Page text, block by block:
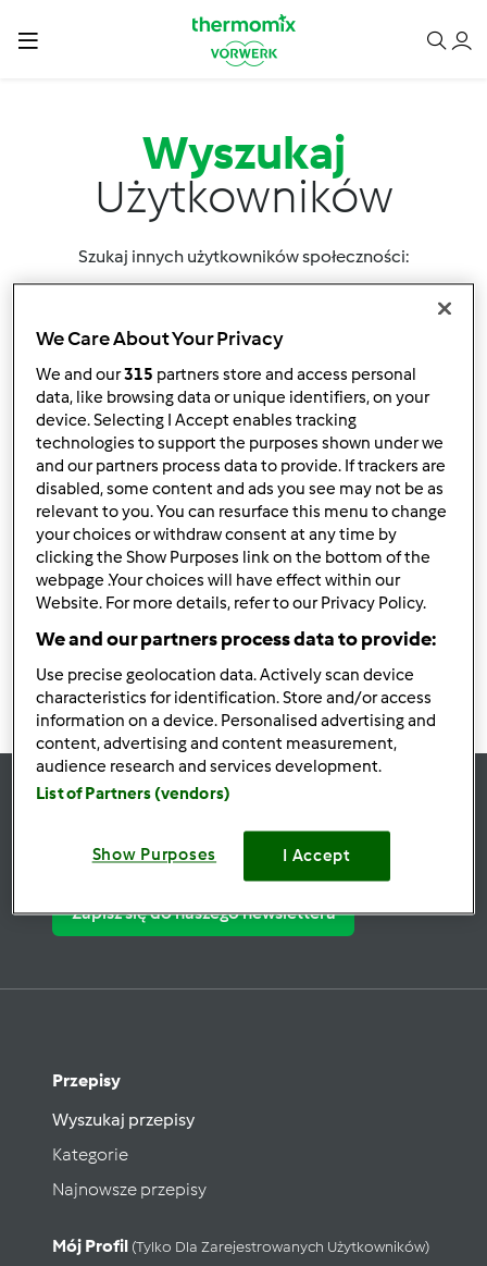
Wyszukaj
Użytkowników
Szukaj innych użytkowników społeczności:
Sortuj po:
Nazwa użytkownika
Znalezieni użytkownicy:27963
2793 2795 2796 2797
na bieżąco
Zapisz się do naszego newslettera
Przepisy
Wyszukaj przepisy
Kategorie
Najnowsze przepisy
Mój Profil (tylko Dla Zarejestrowanych Użytkowników)
We Care About Your Privacy
We and our315 partners store and access personal
data, like browsing data or unique identifiers, on your
device. Selecting I Accept enables tracking
technologies to support the purposes shown under we
and our partners process data to provide. If trackers are
disabled, some content and ads you see may not be as
relevant to you. You can resurface this menu to change
your choices or withdraw consent at any time by
clicking the Show Purposes link on the bottom of the
webpage .Your choices will have effect within our
Website. For more details, refer to our Privacy Policy.
We and our partners process data to provide:
Use precise geolocation data. Actively scan device
characteristics for identification. Store and/or access
information on a device. Personalised advertising and
content, advertising and content measurement,
audience research and services development.
List of Partners (vendors)
Show Purposes I Accept